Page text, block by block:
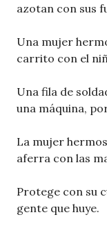
azotan con sus
Una mujer
carrito con el
Una fila de
una máquina,
La mujer
aferra con las
Protege con su
gente que huye.